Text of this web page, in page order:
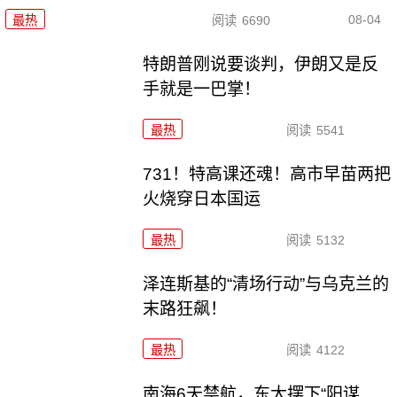
最热 阅读 6690 08-04
特朗普刚说要谈判，伊朗又是反
手就是一巴掌！
最热 阅读 5541
731！特高课还魂！高市早苗两把
火烧穿日本国运
最热 阅读 5132
泽连斯基的“清场行动”与乌克兰的
末路狂飙！
最热 阅读 4122